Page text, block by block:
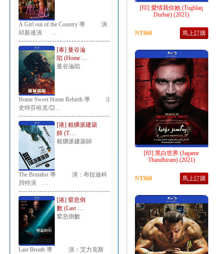
A Girl out of the Country 導 演：
邱新達演 …
[泰] 曼谷淪
陷 (Home …
曼谷淪陷
Home Sweet Home Rebirth 導 演：
史特芬哈克/亞…
[港] 粗獷派建築
師 (T…
粗獷派建築師
The Brutalist 導 演：布拉迪科
貝特演 …
[港] 窒息倒
數 (Last …
窒息倒數
Last Breath 導 演：艾力克斯
[印] 愛情我你她 (Tughlaq
Durbar) (2021)
NT$60 馬上訂購
[印] 黑白世界 (Jagame
Thandhiram) (2021)
NT$60 馬上訂購